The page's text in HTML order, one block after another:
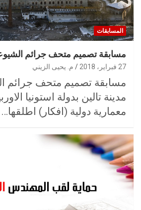
المسابقات
مسابقة تصميم متحف جرائم
27 فبراير، 2018 م. يحيى الزيني
مسابقة تصميم متحف جرائم
مدينة تالين بدولة استونيا
معمارية دولية (افكار) اطلقها…